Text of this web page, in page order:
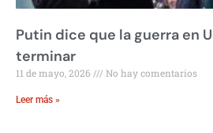
Putin dice que la guerra en
terminar
11 de mayo, 2026 No hay comentarios
Leer más »